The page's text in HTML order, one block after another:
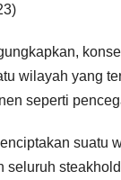
wilayah yang
seperti
suatu
seluruh